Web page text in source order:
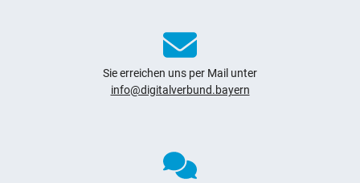
Sie erreichen uns per Mail unter
info@digitalverbund.bayern